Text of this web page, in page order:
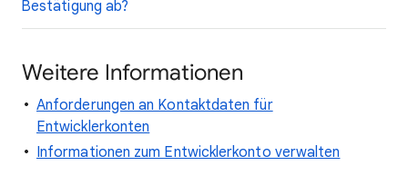
Bestätigung ab?
Weitere Informationen
Anforderungen an Kontaktdaten für
Entwicklerkonten
Informationen zum Entwicklerkonto verwalten